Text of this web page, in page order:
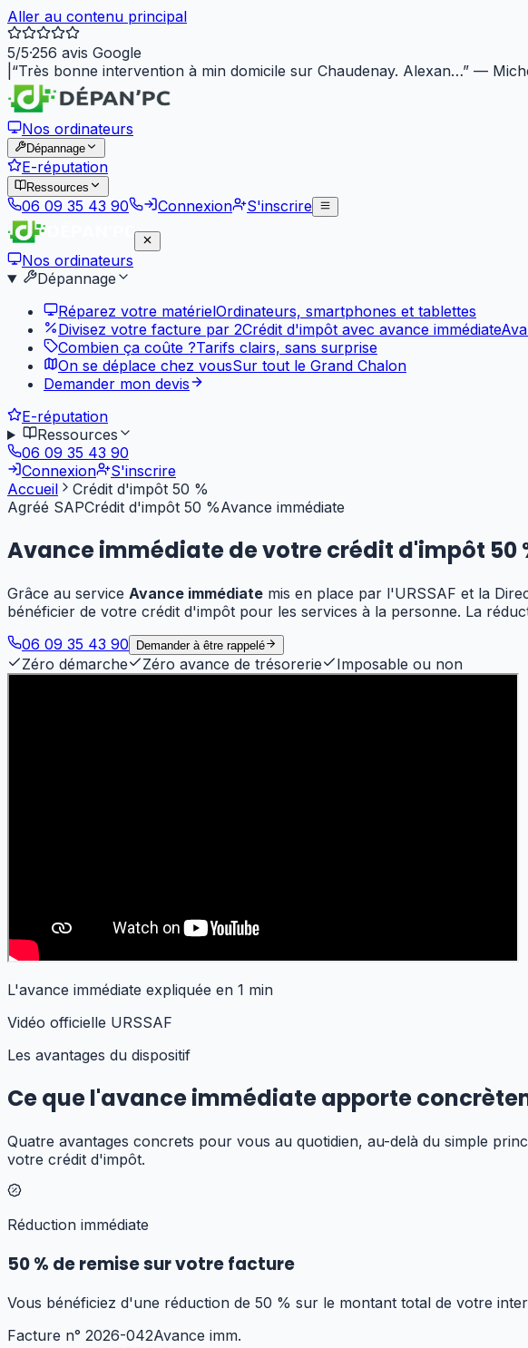
Aller au contenu principal
5/5·256 avis Google
“Très bonne intervention à min domicile sur Chaudenay. Alexan…” —
Nos ordinateurs
Dépannage
E-réputation
Ressources
06 09 35 43 90 Connexion S'inscrire
Nos ordinateurs
Dépannage
Réparez votre matérielOrdinateurs, smartphones et tablettes
Divisez votre facture par 2Crédit d'impôt avec avance immédiate
Combien ça coûte ?Tarifs clairs, sans surprise
On se déplace chez vousSur tout le Grand Chalon
Demander mon devis
E-réputation
Ressources
06 09 35 43 90
Connexion
S'inscrire
Accueil
Crédit d'impôt 50 %
Agréé SAPCrédit d'impôt 50 %Avance immédiate
Avance immédiate de votrecrédit d'impôt 50
Grâce au service Avance immédiate mis en place par l'URSSAF et la
bénéficier de votre crédit d'impôt pour les services à la personne. La
06 09 35 43 90
Demander à être rappelé
Zéro démarche Zéro avance de trésorerie Imposable ou non
L'avance immédiate expliquée en 1 min
Vidéo officielle URSSAF
Les avantages du dispositif
Ce que l'avance immédiateapporte
Quatre avantages concrets pour vous au quotidien, au-delà du simple
votre crédit d'impôt.
Réduction immédiate
50 % de remise sur votre facture
Vous bénéficiez d'une réduction de 50 % sur le montant total de votre
Facture n° 2026-042Avance imm.